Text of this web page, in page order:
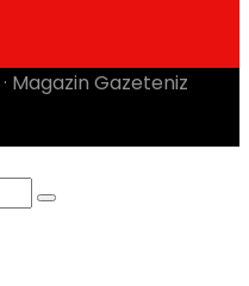
· Magazin Gazeteniz